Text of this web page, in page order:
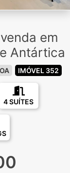
em
Antártica
IMÓVEL 352
4 SUÍTES